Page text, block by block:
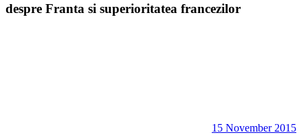
despre Franta si superioritatea francezilor
15 November 2015